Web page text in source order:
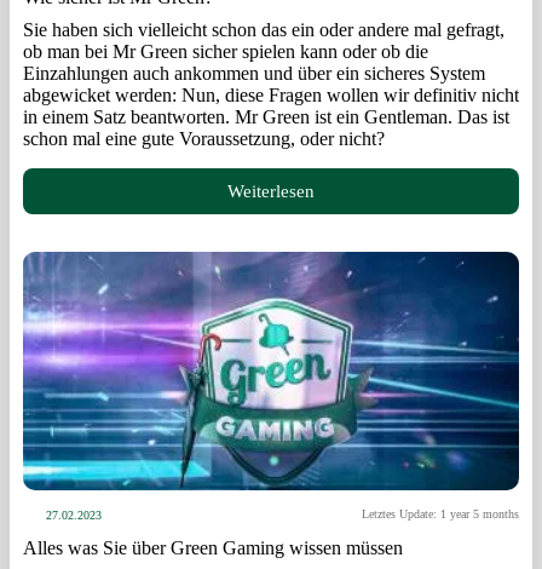
Sie haben sich vielleicht schon das ein oder andere mal gefragt,
ob man bei Mr Green sicher spielen kann oder ob die
Einzahlungen auch ankommen und über ein sicheres System
abgewicket werden: Nun, diese Fragen wollen wir definitiv nicht
in einem Satz beantworten. Mr Green ist ein Gentleman. Das ist
schon mal eine gute Voraussetzung, oder nicht?
Weiterlesen
Alles was Sie über Green Gaming wissen müssen
27.02.2023 Letztes Update: 1 year 5 months